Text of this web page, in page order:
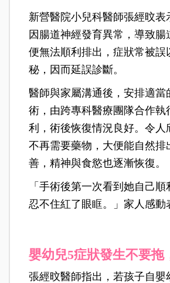
新營醫院小兒科醫師張經旼表
因腸道神經發育異常，導致腸
便無法順利排出，症狀常被誤
秘，因而延誤診斷。
醫師與家屬溝通後，安排適當
術，由跨專科醫療團隊合作執
利，術後恢復情況良好。令人
不再需要藥物，大便能自然排
善，精神與食慾也逐漸恢復。
「手術後第一次看到她自己
忍不住紅了眼眶。」家人感動
嬰幼兒5症狀發生不要拖
張經旼醫師指出，若孩子自嬰